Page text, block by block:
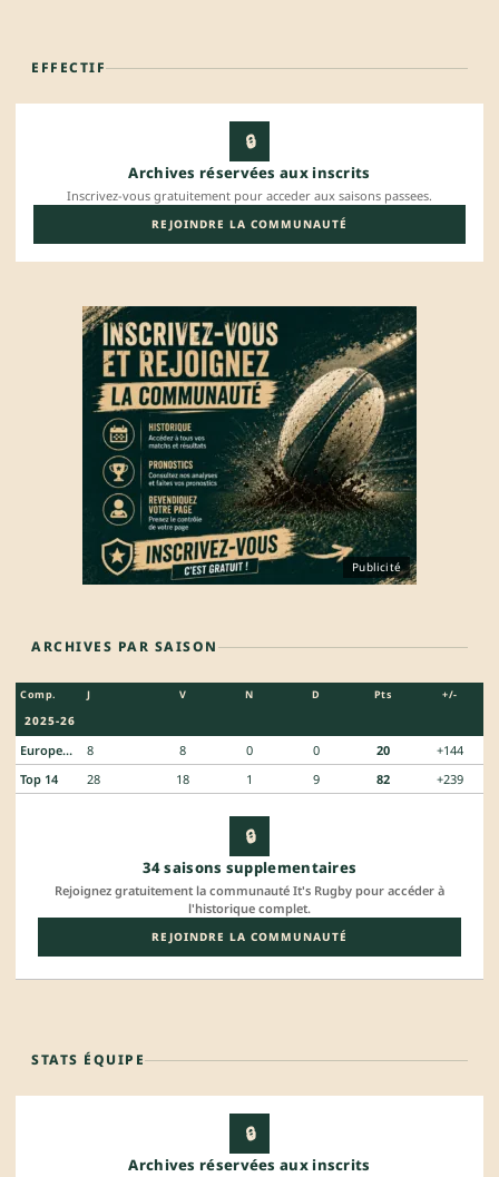
EFFECTIF
🔒
Archives réservées aux inscrits
Inscrivez-vous gratuitement pour acceder aux saisons passees.
REJOINDRE LA COMMUNAUTÉ
Publicité
ARCHIVES PAR SAISON
Comp. J V N D Pts +/-
2025-26
European Rugby Challenge Cup 8 8 0 0 20
+144
Top 14
28 18 1 9 82 +239
🔒
34 saisons supplementaires
Rejoignez gratuitement la communauté It's Rugby pour accéder à
l'historique complet.
REJOINDRE LA COMMUNAUTÉ
STATS ÉQUIPE
🔒
Archives réservées aux inscrits